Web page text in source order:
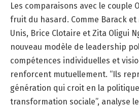
Les comparaisons avec le couple
fruit du hasard. Comme Barack et
Unis, Brice Clotaire et Zita Oligui
nouveau modèle de leadership
compétences individuelles et
renforcent mutuellement. “Ils
génération qui croit en la
transformation sociale”, analyse